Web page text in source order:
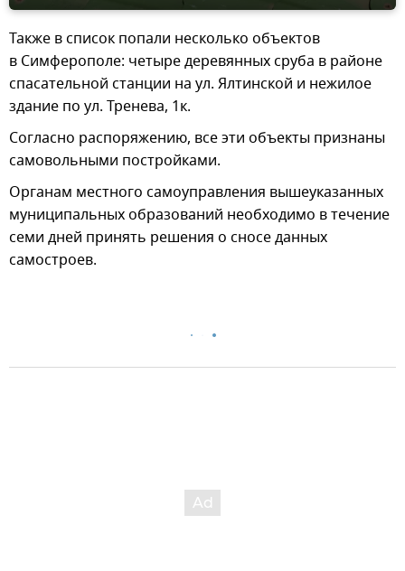
Также в список попали несколько объектов
в Симферополе: четыре деревянных сруба в районе
спасательной станции на ул. Ялтинской и нежилое
здание по ул. Тренева, 1к.
Согласно распоряжению, все эти объекты признаны
самовольными постройками.
Органам местного самоуправления вышеуказанных
муниципальных образований необходимо в течение
семи дней принять решения о сносе данных
самостроев.